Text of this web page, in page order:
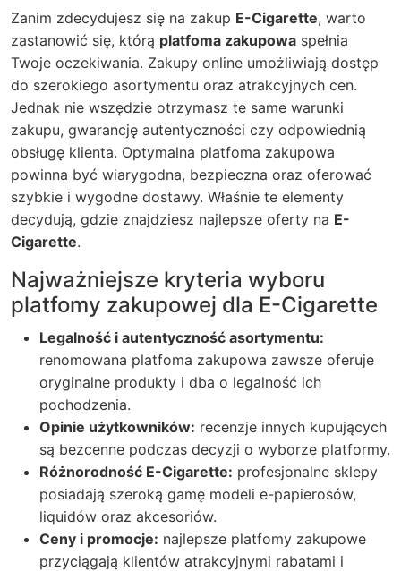
Zanim zdecydujesz się na zakup E-Cigarette, warto
zastanowić się, którą platfoma zakupowa spełnia
Twoje oczekiwania. Zakupy online umożliwiają dostęp
do szerokiego asortymentu oraz atrakcyjnych cen.
Jednak nie wszędzie otrzymasz te same warunki
zakupu, gwarancję autentyczności czy odpowiednią
obsługę klienta. Optymalna platfoma zakupowa
powinna być wiarygodna, bezpieczna oraz oferować
szybkie i wygodne dostawy. Właśnie te elementy
decydują, gdzie znajdziesz najlepsze oferty na E-
Cigarette.
Najważniejsze kryteria wyboru
platfomy zakupowej dla E-Cigarette
Legalność i autentyczność asortymentu:
renomowana platfoma zakupowa zawsze oferuje
oryginalne produkty i dba o legalność ich
pochodzenia.
Opinie użytkowników: recenzje innych kupujących
są bezcenne podczas decyzji o wyborze platformy.
Różnorodność E-Cigarette: profesjonalne sklepy
posiadają szeroką gamę modeli e-papierosów,
liquidów oraz akcesoriów.
Ceny i promocje: najlepsze platfomy zakupowe
przyciągają klientów atrakcyjnymi rabatami i